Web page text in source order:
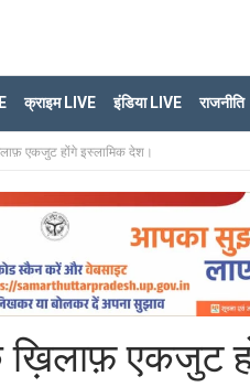
क्राइम LIVE इंडिया LIVE राजनीति
एकजुट होंगे इस्लामिक देश।
ख़िलाफ़ एकजुट